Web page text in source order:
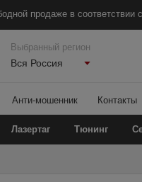
продаже в
Выбранный регион
Вся Россия
Анти-мошенник Контакты
Лазертаг Тюнинг